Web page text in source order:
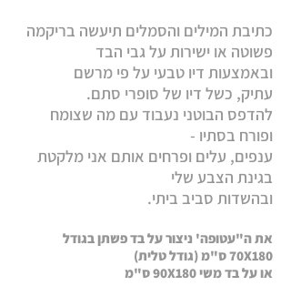
כתיבת המילים והסמלים תיעשה בריקמה
פשוטה או ישירות על גבי הבד
ובאמצעות דיו טבעי על פי מרשם
עתיק, כשל דיו של סופרי סתם.
להדפס הבוטני נעבוד עם מה שצומח
ופורח בסתיו -
ענפים, עלים ופרחים אותם אני מלקטת
בגינת הצבע שלי
ובהשדות סביב ביתי.
את ה"עטופה' ניצור על בד פשתן בגודל
70X180 ס"מ (גודל טלית)
או על בד משי 90X180 ס"מ